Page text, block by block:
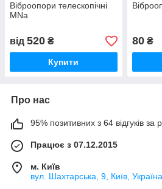
Віброопори телескопічні
MNa
від 520 ₴
Купити
80₴
Про нас
95% позитивних з 64 відгуків за
Працює з 07.12.2015
м. Київ
вул. Шахтарська, 9, Київ, Україна